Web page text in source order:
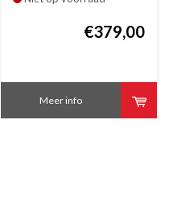
€379,00
Meer info